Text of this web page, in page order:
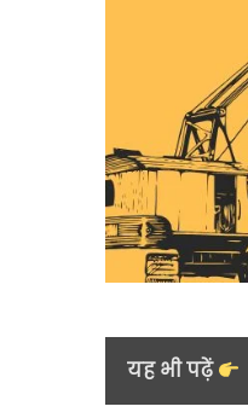
यह भी पढ़ें